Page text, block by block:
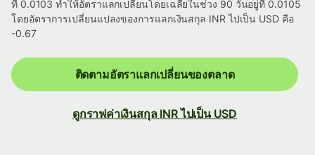
ที่ 0.0103 ทำให้อัตราแลกเปลี่ยนโดยเฉลี่ยในช่วง 90 วันอยู่ที่ 0.0105
โดยอัตราการเปลี่ยนแปลงของการแลกเงินสกุล INR ไปเป็น USD คือ
-0.67
ติดตามอัตราแลกเปลี่ยนของตลาด
ดูกราฟค่าเงินสกุล INR ไปเป็น USD